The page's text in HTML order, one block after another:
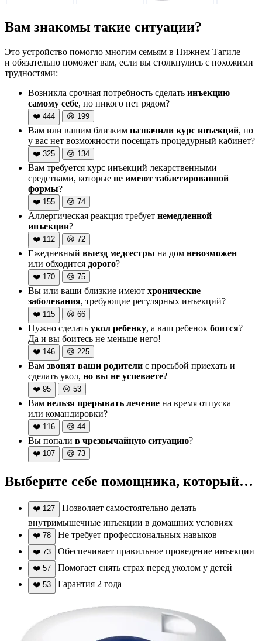
Вам знакомы такие ситуации?
Это устройство помогло многим семьям в Нижнем Тагиле
и обязательно поможет вам, если вы столкнулись с похожими
трудностями:
Возникла срочная потребность сделать инъекцию
самому себе, но никого нет рядом?
❤️ 444 😢 199
Вам или вашим близким назначили курс инъекций, но
у вас нет возможности посещать процедурный кабинет?
❤️ 325 😢 134
Вам требуется курс инъекций лекарственными
средствами, которые не имеют таблетированной
формы?
❤️ 155 😢 74
Аллергическая реакция требует немедленной
инъекции?
❤️ 112 😢 72
Ежедневный выезд медсестры на дом невозможен
или обходится дорого?
❤️ 170 😢 75
Вы или ваши близкие имеют хронические
заболевания, требующие регулярных инъекций?
❤️ 115 😢 66
Нужно сделать укол ребенку, а ваш ребенок боится?
Да и вы боитесь не меньше него!
❤️ 146 😢 225
Вам звонят ваши родители с просьбой приехать и
сделать укол, но вы не успеваете?
❤️ 95 😢 53
Вам нельзя прерывать лечение на время отпуска
или командировки?
❤️ 116 😢 44
Вы попали в чрезвычайную ситуацию?
❤️ 107 😢 73
Выберите себе помощника, который…
❤️ 127
Позволяет самостоятельно делать
внутримышечные инъекции в домашних условиях
❤️ 78 Не требует профессиональных навыков
❤️ 73 Обеспечивает правильное проведение инъекции
❤️ 57 Помогает снять страх перед уколом у детей
❤️ 53 Гарантия 2 года